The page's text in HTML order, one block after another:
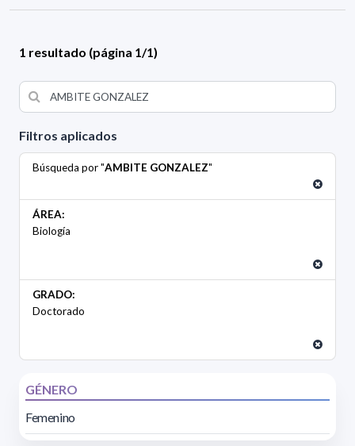
Filtros aplicados
Búsqueda por "AMBITE GONZALEZ"
ÁREA:
Biología
GRADO:
Doctorado
GÉNERO
Femenino
1 resultado (página 1/1)